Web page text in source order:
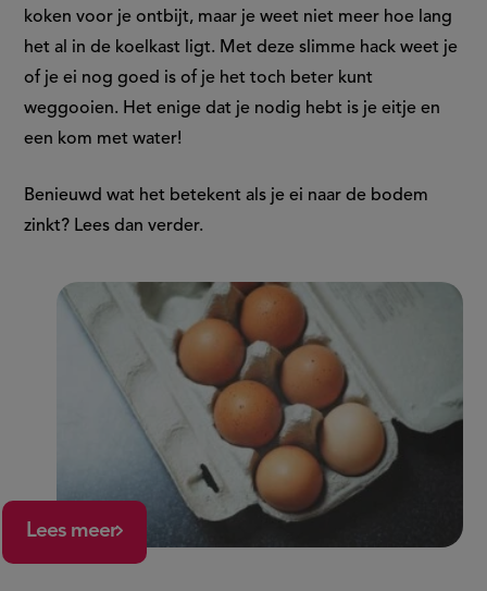
koken voor je ontbijt, maar je weet niet meer hoe lang
het al in de koelkast ligt. Met deze slimme hack weet je
of je ei nog goed is of je het toch beter kunt
weggooien. Het enige dat je nodig hebt is je eitje en
een kom met water!
Benieuwd wat het betekent als je ei naar de bodem
zinkt? Lees dan verder.
Lees meer